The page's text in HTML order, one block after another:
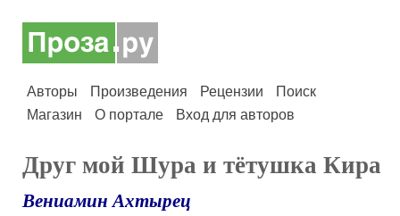
Авторы Произведения Рецензии
Поиск
Магазин
О портале Вход для авторов
Друг мой Шура и тётушка Кира
Вениамин Ахтырец